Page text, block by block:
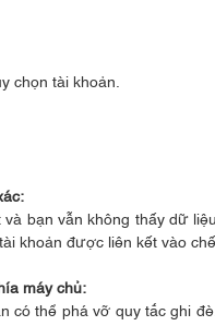
chọn tài khoản.
bạn vẫn không thấy dữ
khoản được liên kết vào
máy chủ:
có thể phá vỡ quy tắc ghi